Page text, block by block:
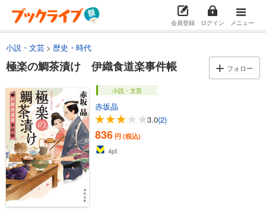
会員登録 ログイン メニュー
小説・文芸 歴史・時代
極楽の鯛茶漬け 伊織食道楽事件帳 フォロー
小説・文芸
赤坂晶
3.0(2)
836 円 (税込)
4pt